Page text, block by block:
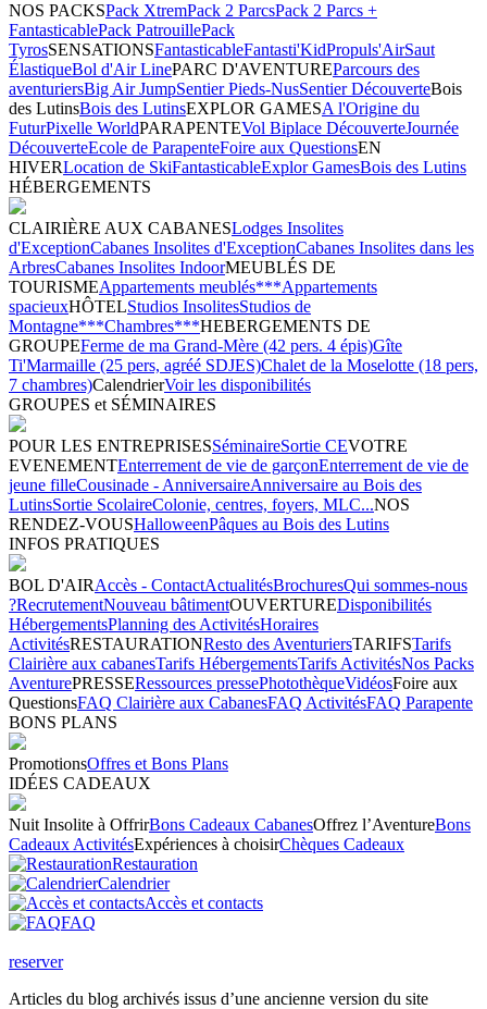
NOS PACKSPack XtremPack 2 ParcsPack 2 Parcs +
FantasticablePack PatrouillePack
TyrosSENSATIONSFantasticableFantasti'KidPropuls'AirSaut
ÉlastiqueBol d'Air LinePARC D'AVENTUREParcours des
aventuriersBig Air JumpSentier Pieds-NusSentier DécouverteBois
des LutinsBois des LutinsEXPLOR GAMESA l'Origine du
FuturPixelle WorldPARAPENTEVol Biplace DécouverteJournée
DécouverteEcole de ParapenteFoire aux QuestionsEN
HIVERLocation de SkiFantasticableExplor GamesBois des Lutins
HÉBERGEMENTS
CLAIRIÈRE AUX CABANESLodges Insolites
d'ExceptionCabanes Insolites d'ExceptionCabanes Insolites dans les
ArbresCabanes Insolites IndoorMEUBLÉS DE
TOURISMEAppartements meublés***Appartements
spacieuxHÔTELStudios InsolitesStudios de
Montagne***Chambres***HEBERGEMENTS DE
GROUPEFerme de ma Grand-Mère (42 pers. 4 épis)Gîte
Ti'Marmaille (25 pers, agréé SDJES)Chalet de la Moselotte (18 pers,
7 chambres)CalendrierVoir les disponibilités
GROUPES et SÉMINAIRES
POUR LES ENTREPRISESSéminaireSortie CEVOTRE
EVENEMENTEnterrement de vie de garçonEnterrement de vie de
jeune filleCousinade - AnniversaireAnniversaire au Bois des
LutinsSortie ScolaireColonie, centres, foyers, MLC...NOS
RENDEZ-VOUSHalloweenPâques au Bois des Lutins
INFOS PRATIQUES
BOL D'AIRAccès - ContactActualitésBrochuresQui sommes-nous
?RecrutementNouveau bâtimentOUVERTUREDisponibilités
HébergementsPlanning des ActivitésHoraires
ActivitésRESTAURATIONResto des AventuriersTARIFSTarifs
Clairière aux cabanesTarifs HébergementsTarifs ActivitésNos Packs
AventurePRESSERessources pressePhotothèqueVidéosFoire aux
QuestionsFAQ Clairière aux CabanesFAQ ActivitésFAQ Parapente
BONS PLANS
PromotionsOffres et Bons Plans
IDÉES CADEAUX
Nuit Insolite à OffrirBons Cadeaux CabanesOffrez l’AventureBons
Cadeaux ActivitésExpériences à choisirChèques Cadeaux
Restauration
Calendrier
Accès et contacts
FAQ
reserver
Articles du blog archivés issus d’une ancienne version du site